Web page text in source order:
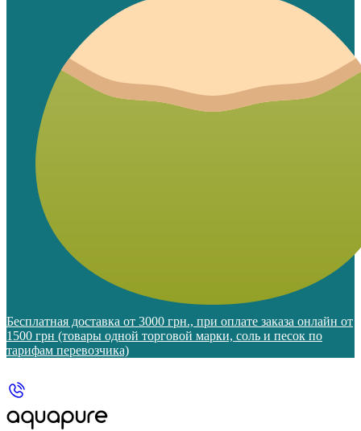
Бесплатная доставка от 3000 грн., при оплате заказа онлайн от
1500 грн (товары одной торговой марки, соль и песок по
тарифам перевозчика)